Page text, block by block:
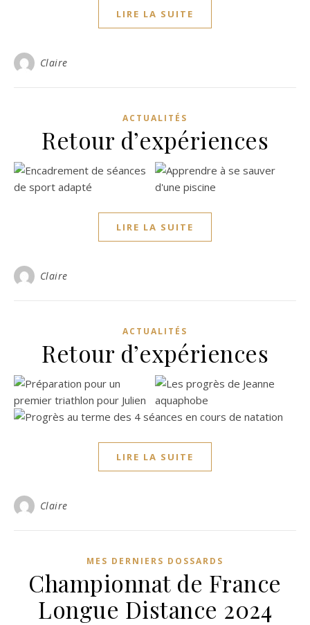
LIRE LA SUITE
Claire
ACTUALITÉS
Retour d’expériences
LIRE LA SUITE
Claire
ACTUALITÉS
Retour d’expériences
LIRE LA SUITE
Claire
MES DERNIERS DOSSARDS
Championnat de France
Longue Distance 2024